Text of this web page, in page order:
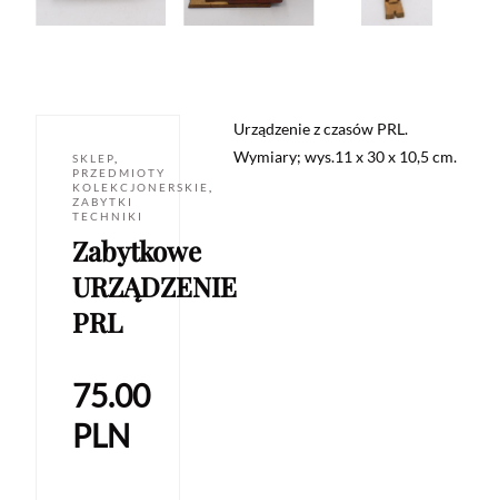
SKLEP
PRZEDMIOTY
KOLEKCJONERSKIE
ZABYTKI
TECHNIKI
Zabytkowe
URZĄDZENIE
PRL
75.00
PLN
Urządzenie z czasów PRL.
Wymiary; wys.11 x 30 x 10,5 cm.